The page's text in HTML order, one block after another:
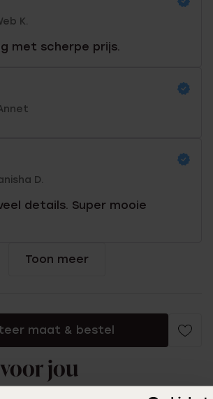
K.
met scherpe prijs.
D.
details. Super mooie
Toon meer
maat & bestel
jou